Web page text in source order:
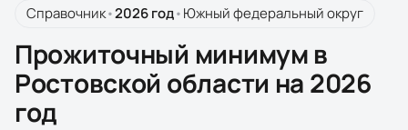
Справочник•2026год•Южный федеральный округ
Прожиточный минимум в
Ростовской области на 2026
год